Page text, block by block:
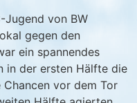
Jugend von BW
gegen den
ein spannendes
in der ersten Hälfte die
vor dem Tor